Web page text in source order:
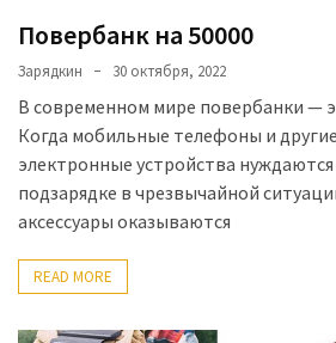
Повербанк на 50000
Зарядкин 30 октября, 2022
В современном мире повербанки —
Когда мобильные телефоны и
электронные устройства
подзарядке в чрезвычайной
аксессуары оказываются
READ MORE